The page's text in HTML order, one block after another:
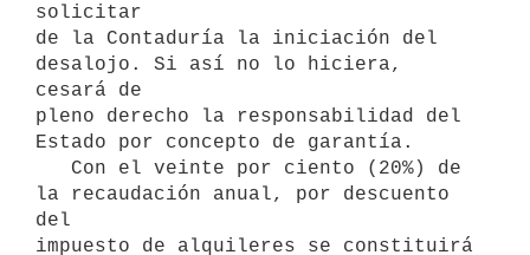
solicitar
de la Contaduría la iniciación del
desalojo. Si así no lo hiciera,
cesará de
pleno derecho la responsabilidad del
Estado por concepto de garantía.
la recaudación anual, por descuento
del
impuesto de alquileres se constituirá